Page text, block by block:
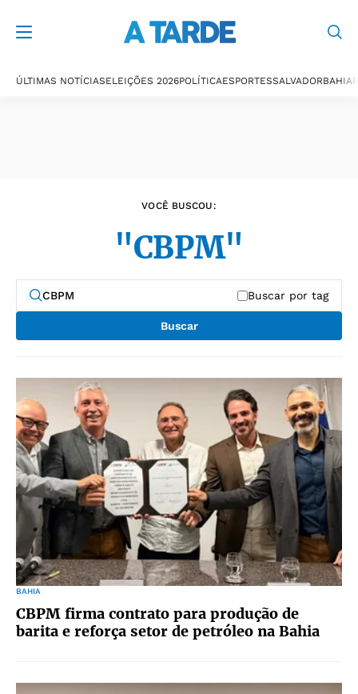
ÚLTIMAS NOTÍCIASELEIÇÕES 2026POLÍTICAESPORTESSALVADORBAHIA
VOCÊ BUSCOU:
"CBPM"
Buscar por tag
Buscar
BAHIA
CBPM firma contrato para produção de
barita e reforça setor de petróleo na Bahia